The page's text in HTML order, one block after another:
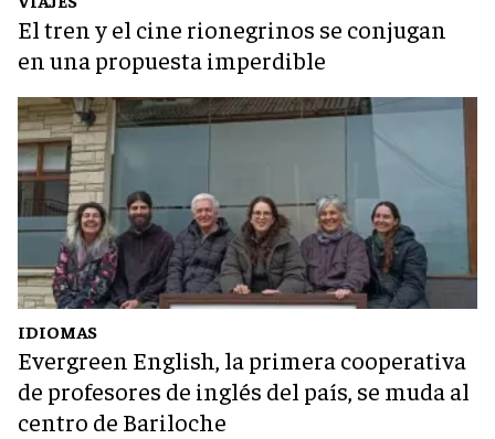
El tren y el cine rionegrinos se conjugan
en una propuesta imperdible
IDIOMAS
Evergreen English, la primera cooperativa
de profesores de inglés del país, se muda al
centro de Bariloche